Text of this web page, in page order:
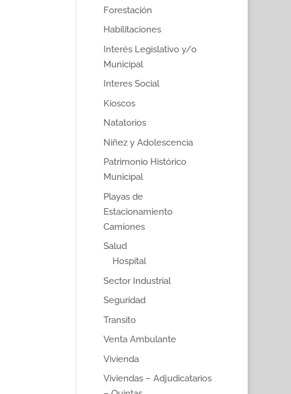
Forestación
Habilitaciones
Interés Legislativo y/o
Municipal
Interes Social
Kioscos
Natatorios
Niñez y Adolescencia
Patrimonio Histórico
Municipal
Playas de
Estacionamiento
Camiones
Salud
Hospital
Sector Industrial
Seguridad
Transito
Venta Ambulante
Vivienda
Viviendas – Adjudicatarios